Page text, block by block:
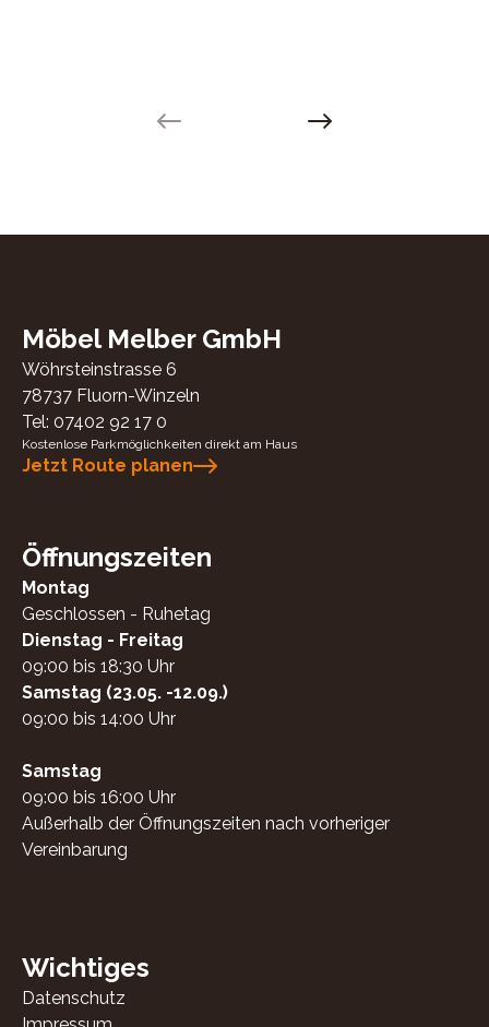
Next slide
Möbel Melber GmbH
Wöhrsteinstrasse 6
78737 Fluorn-Winzeln
Tel: 07402 92 17 0
Kostenlose Parkmöglichkeiten direkt am Haus
Jetzt Route planen
Öffnungszeiten
Montag
Geschlossen - Ruhetag
Dienstag - Freitag
09:00 bis 18:30 Uhr
Samstag (23.05. -12.09.)
09:00 bis 14:00 Uhr
Samstag
09:00 bis 16:00 Uhr
Außerhalb der Öffnungszeiten nach vorheriger
Vereinbarung
Wichtiges
Datenschutz